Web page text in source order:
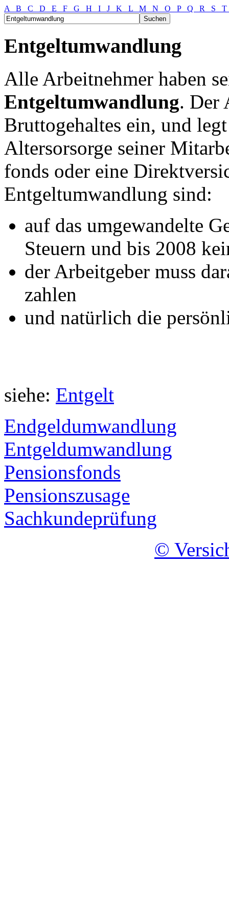
A B C D E F G H I J K L M N O P Q R S
Entgeltumwandlung
Alle Arbeitnehmer haben
Entgeltumwandlung. Der
Bruttogehaltes ein, und
Altersorsorge seiner
fonds oder eine
Entgeltumwandlung sind:
auf das umgewandelte
Steuern und bis 2008
der Arbeitgeber muss
zahlen
und natürlich die
siehe: Entgelt
Endgeldumwandlung
Entgeldumwandlung
Pensionsfonds
Pensionszusage
Sachkundeprüfung
©